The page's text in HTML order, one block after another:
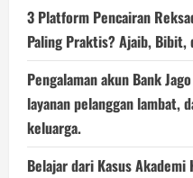
3 Platform Pencairan
Paling Praktis? Ajaib, Bibit,
Pengalaman akun Bank
layanan pelanggan lambat,
keluarga.
Belajar dari Kasus Akademi